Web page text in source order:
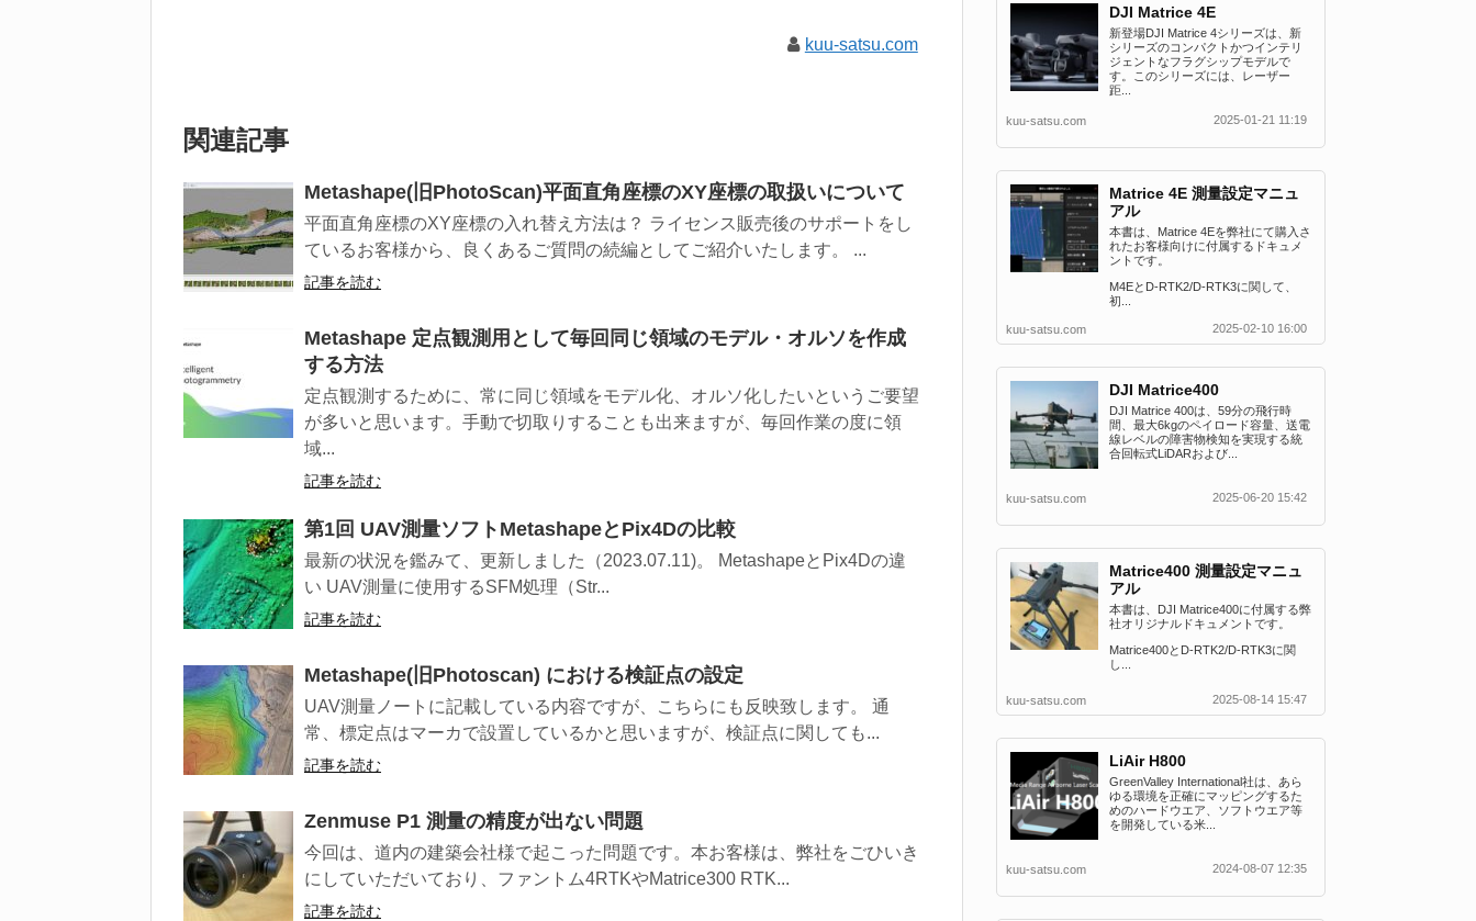
kuu-satsu.com
関連記事
Metashape(旧PhotoScan)平面直角座標のXY座標の取扱いについて
平面直角座標のXY座標の入れ替え方法は？ ライセンス販売後のサポートをし
ているお客様から、良くあるご質問の続編としてご紹介いたします。 ...
記事を読む
Metashape 定点観測用として毎回同じ領域のモデル・オルソを作成
する方法
定点観測するために、常に同じ領域をモデル化、オルソ化したいというご要望
が多いと思います。手動で切取りすることも出来ますが、毎回作業の度に領
域...
記事を読む
第1回 UAV測量ソフトMetashapeとPix4Dの比較
最新の状況を鑑みて、更新しました（2023.07.11)。 MetashapeとPix4Dの違
い UAV測量に使用するSFM処理（Str...
記事を読む
Metashape(旧Photoscan) における検証点の設定
UAV測量ノートに記載している内容ですが、こちらにも反映致します。 通
常、標定点はマーカで設置しているかと思いますが、検証点に関しても...
記事を読む
Zenmuse P1 測量の精度が出ない問題
今回は、道内の建築会社様で起こった問題です。本お客様は、弊社をごひいき
にしていただいており、ファントム4RTKやMatrice300 RTK...
記事を読む
DJI Matrice 4E
新登場DJI Matrice 4シリーズは、新
シリーズのコンパクトかつインテリ
ジェントなフラグシップモデルで
す。このシリーズには、レーザー
距...
kuu-satsu.com 2025-01-21 11:19
Matrice 4E 測量設定マニュ
アル
本書は、Matrice 4Eを弊社にて購入さ
れたお客様向けに付属するドキュメ
ントです。
M4EとD-RTK2/D-RTK3に関して、
初...
kuu-satsu.com 2025-02-10 16:00
DJI Matrice400
DJI Matrice 400は、59分の飛行時
間、最大6kgのペイロード容量、送電
線レベルの障害物検知を実現する統
合回転式LiDARおよび...
kuu-satsu.com 2025-06-20 15:42
Matrice400 測量設定マニュ
アル
本書は、DJI Matrice400に付属する弊
社オリジナルドキュメントです。
Matrice400とD-RTK2/D-RTK3に関
し...
kuu-satsu.com 2025-08-14 15:47
LiAir H800
GreenValley International社は、あら
ゆる環境を正確にマッピングするた
めのハードウエア、ソフトウエア等
を開発している米...
kuu-satsu.com 2024-08-07 12:35